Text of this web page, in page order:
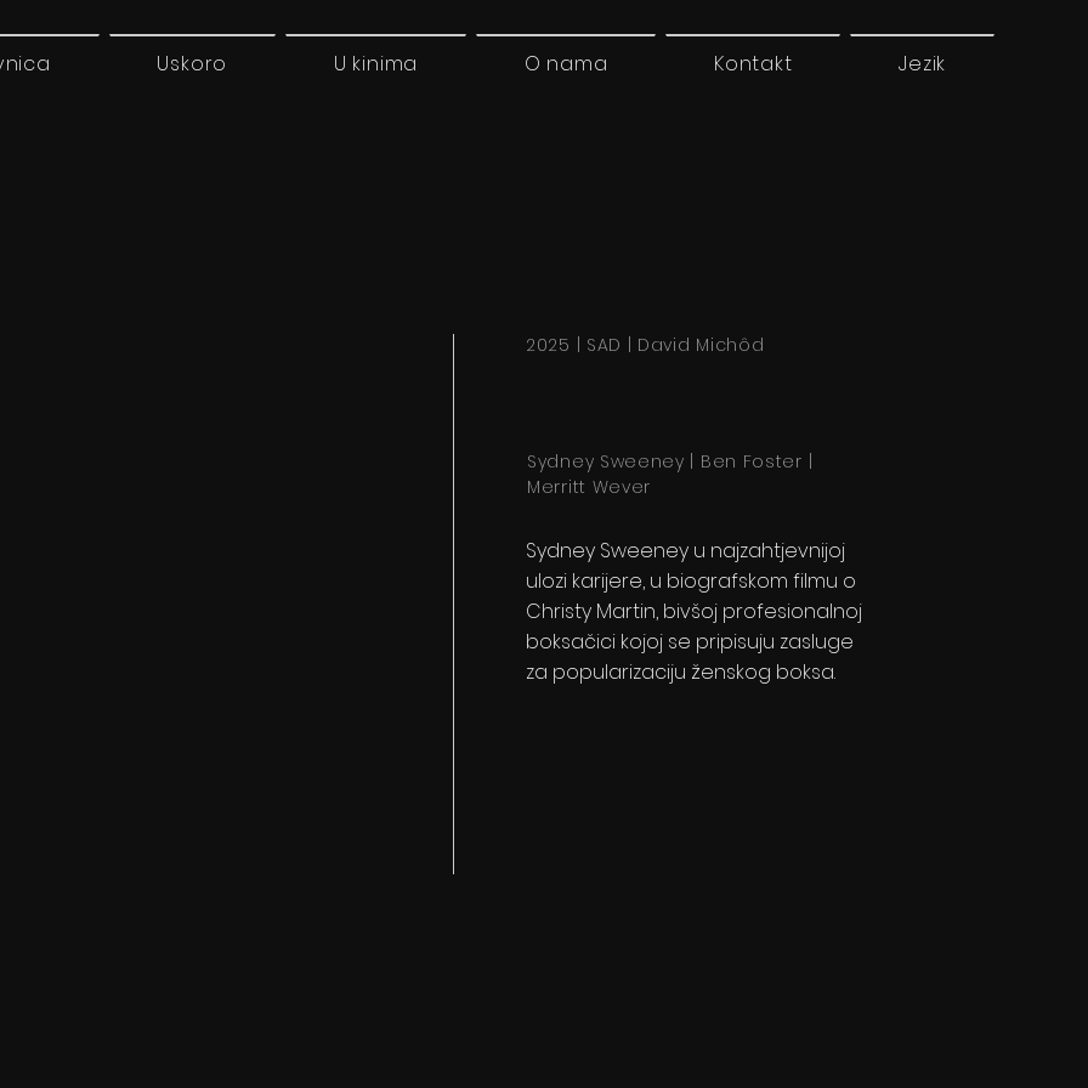
Uskoro U kinima O nama Kontakt Jezik
2025 | SAD | David Michôd
Sydney Sweeney | Ben Foster |
Merritt Wever
Sydney Sweeney u najzahtjevnijoj
ulozi karijere, u biografskom filmu o
Christy Martin, bivšoj profesionalnoj
boksačici kojoj se pripisuju zasluge
za popularizaciju ženskog boksa.